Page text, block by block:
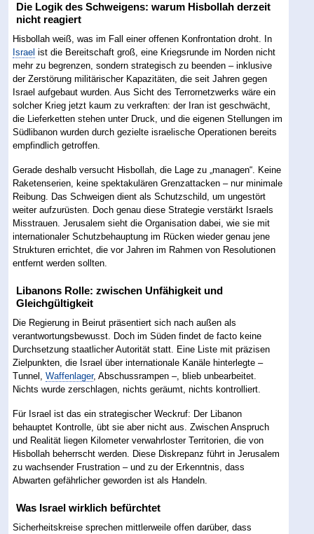
Die Logik des Schweigens: warum Hisbollah derzeit
nicht reagiert
Hisbollah weiß, was im Fall einer offenen Konfrontation droht. In
Israel ist die Bereitschaft groß, eine Kriegsrunde im Norden nicht
mehr zu begrenzen, sondern strategisch zu beenden – inklusive
der Zerstörung militärischer Kapazitäten, die seit Jahren gegen
Israel aufgebaut wurden. Aus Sicht des Terrornetzwerks wäre ein
solcher Krieg jetzt kaum zu verkraften: der Iran ist geschwächt,
die Lieferketten stehen unter Druck, und die eigenen Stellungen im
Südlibanon wurden durch gezielte israelische Operationen bereits
empfindlich getroffen.
Gerade deshalb versucht Hisbollah, die Lage zu „managen“. Keine
Raketenserien, keine spektakulären Grenzattacken – nur minimale
Reibung. Das Schweigen dient als Schutzschild, um ungestört
weiter aufzurüsten. Doch genau diese Strategie verstärkt Israels
Misstrauen. Jerusalem sieht die Organisation dabei, wie sie mit
internationaler Schutzbehauptung im Rücken wieder genau jene
Strukturen errichtet, die vor Jahren im Rahmen von Resolutionen
entfernt werden sollten.
Libanons Rolle: zwischen Unfähigkeit und
Gleichgültigkeit
Die Regierung in Beirut präsentiert sich nach außen als
verantwortungsbewusst. Doch im Süden findet de facto keine
Durchsetzung staatlicher Autorität statt. Eine Liste mit präzisen
Zielpunkten, die Israel über internationale Kanäle hinterlegte –
Tunnel,Waffenlager, Abschussrampen –, blieb unbearbeitet.
Nichts wurde zerschlagen, nichts geräumt, nichts kontrolliert.
Für Israel ist das ein strategischer Weckruf: Der Libanon
behauptet Kontrolle, übt sie aber nicht aus. Zwischen Anspruch
und Realität liegen Kilometer verwahrloster Territorien, die von
Hisbollah beherrscht werden. Diese Diskrepanz führt in Jerusalem
zu wachsender Frustration – und zu der Erkenntnis, dass
Abwarten gefährlicher geworden ist als Handeln.
Was Israel wirklich befürchtet
Sicherheitskreise sprechen mittlerweile offen darüber, dass